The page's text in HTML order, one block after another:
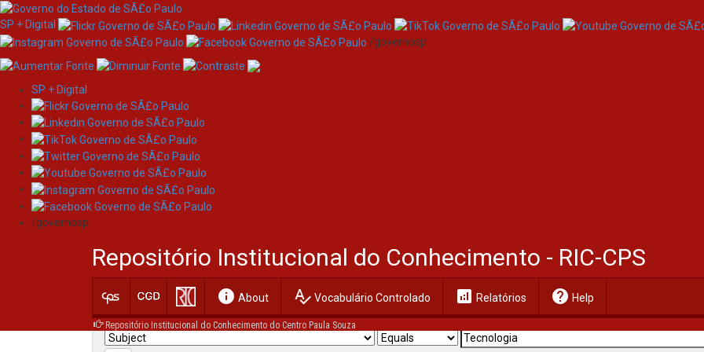
Skip
navigation
SP + Digital
/governosp
SP + Digital
/governosp
Repositório Institucional do Conhecimento - RIC-CPS
info About spellcheck Vocabulário Controlado analytics Relatórios help Help
Repositório Institucional do Conhecimento do Centro Paula Souza
Search
Current filters: